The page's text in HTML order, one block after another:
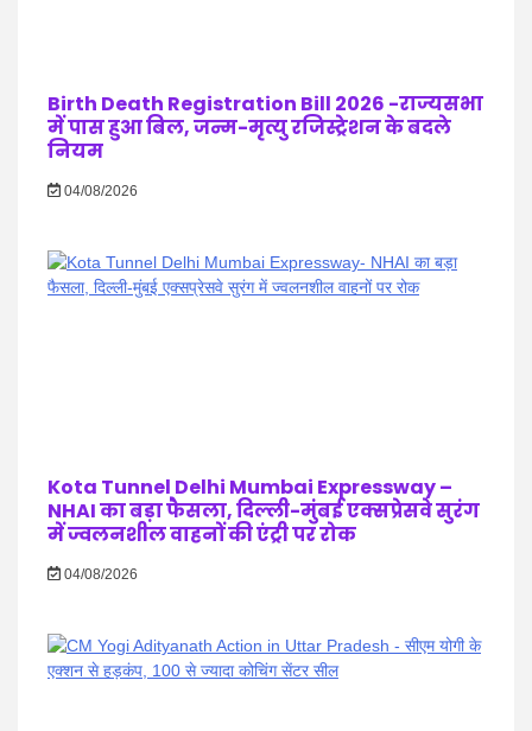
Birth Death Registration Bill 2026 -राज्यसभा
में पास हुआ बिल, जन्म-मृत्यु रजिस्ट्रेशन के बदले
नियम
04/08/2026
Kota Tunnel Delhi Mumbai Expressway –
NHAI का बड़ा फैसला, दिल्ली-मुंबई एक्सप्रेसवे सुरंग
में ज्वलनशील वाहनों की एंट्री पर रोक
04/08/2026